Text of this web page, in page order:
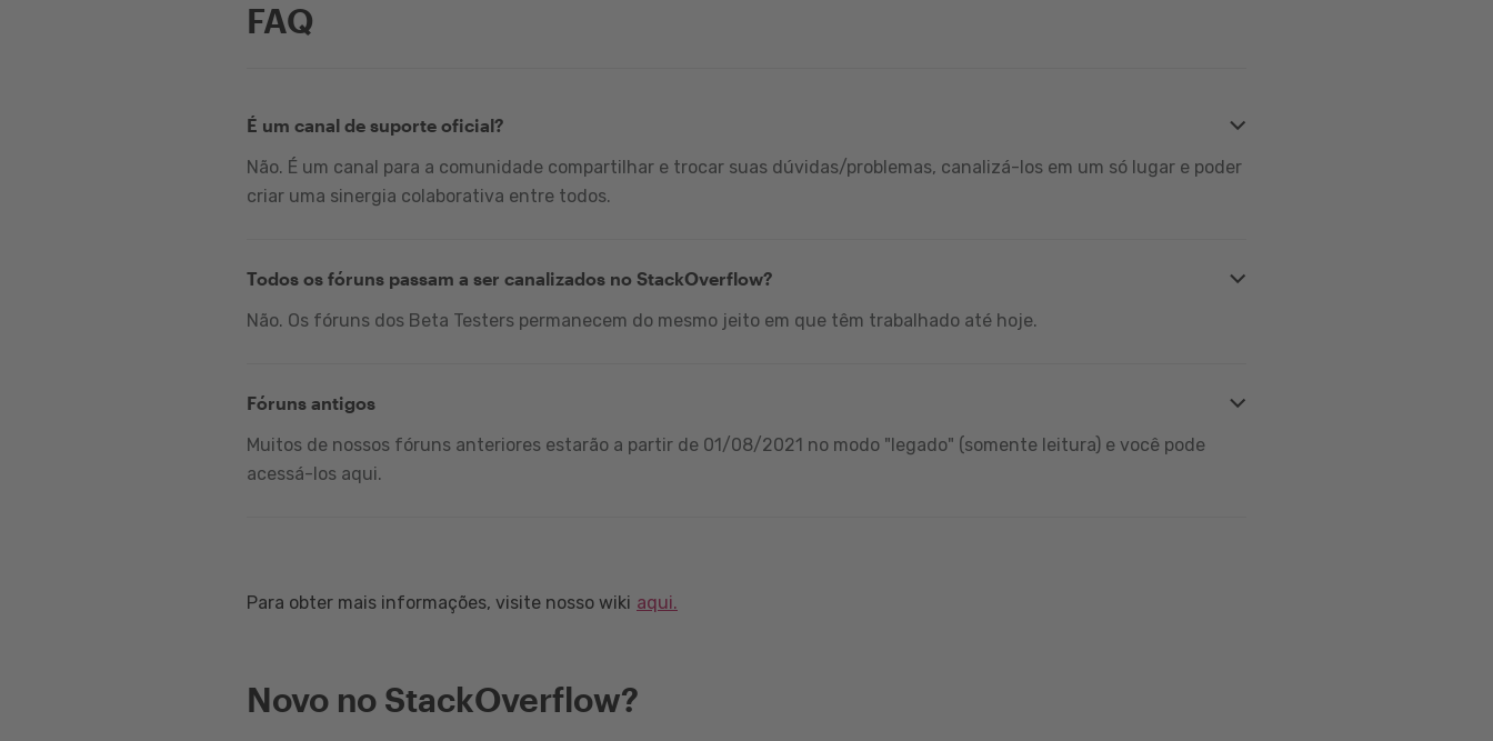
FAQ
É um canal de suporte oficial?
Não. É um canal para a comunidade compartilhar e trocar suas dúvidas/problemas, canalizá-los em um só lugar e poder
criar uma sinergia colaborativa entre todos.
Todos os fóruns passam a ser canalizados no StackOverflow?
Não. Os fóruns dos Beta Testers permanecem do mesmo jeito em que têm trabalhado até hoje.
Fóruns antigos
Muitos de nossos fóruns anteriores estarão a partir de 01/08/2021 no modo "legado" (somente leitura) e você pode
acessá-los aqui.
Para obter mais informações, visite nosso wiki aqui.
Novo no StackOverflow?